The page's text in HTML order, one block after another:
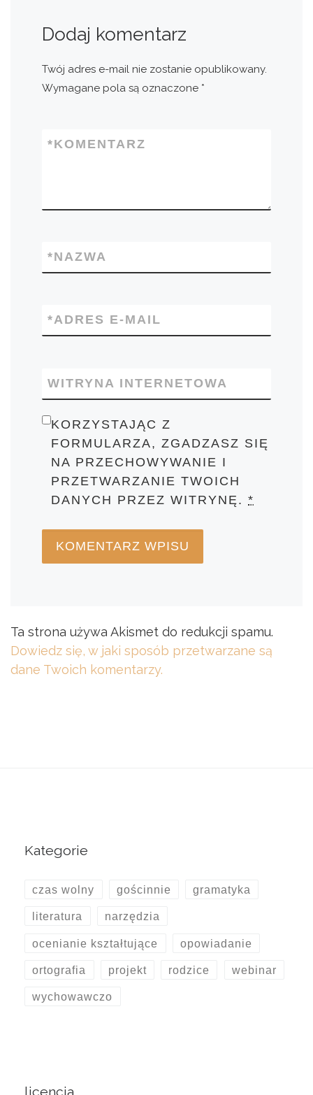
Dodaj komentarz
Twój adres e-mail nie zostanie opublikowany.
Wymagane pola są oznaczone *
KOMENTARZ
*
NAZWA
*
ADRES E-MAIL
*
WITRYNA INTERNETOWA
KORZYSTAJĄC Z
FORMULARZA, ZGADZASZ SIĘ
NA PRZECHOWYWANIE I
PRZETWARZANIE TWOICH
DANYCH PRZEZ WITRYNĘ.*
Ta strona używa Akismet do redukcji spamu.
Dowiedz się, w jaki sposób przetwarzane są
dane Twoich komentarzy.
Kategorie
czas wolny gościnnie gramatyka
literatura narzędzia
ocenianie kształtujące opowiadanie
ortografia projekt rodzice webinar
wychowawczo